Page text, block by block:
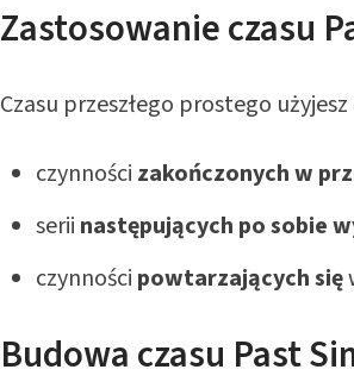
Zastosowanie czasu
Czasu przeszłego prostego
czynności zakończonych w
serii następujących po sobie
czynności powtarzających się
Budowa czasu Past